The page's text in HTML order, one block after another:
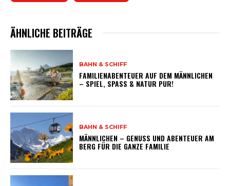
ÄHNLICHE BEITRÄGE
BAHN & SCHIFF
FAMILIENABENTEUER AUF DEM MÄNNLICHEN
– SPIEL, SPASS & NATUR PUR!
BAHN & SCHIFF
MÄNNLICHEN – GENUSS UND ABENTEUER AM
BERG FÜR DIE GANZE FAMILIE